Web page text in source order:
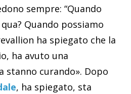
sempre: “Quando
Quando possiamo
ha spiegato che la
ha avuto una
stanno curando». Dopo
, ha spiegato, sta